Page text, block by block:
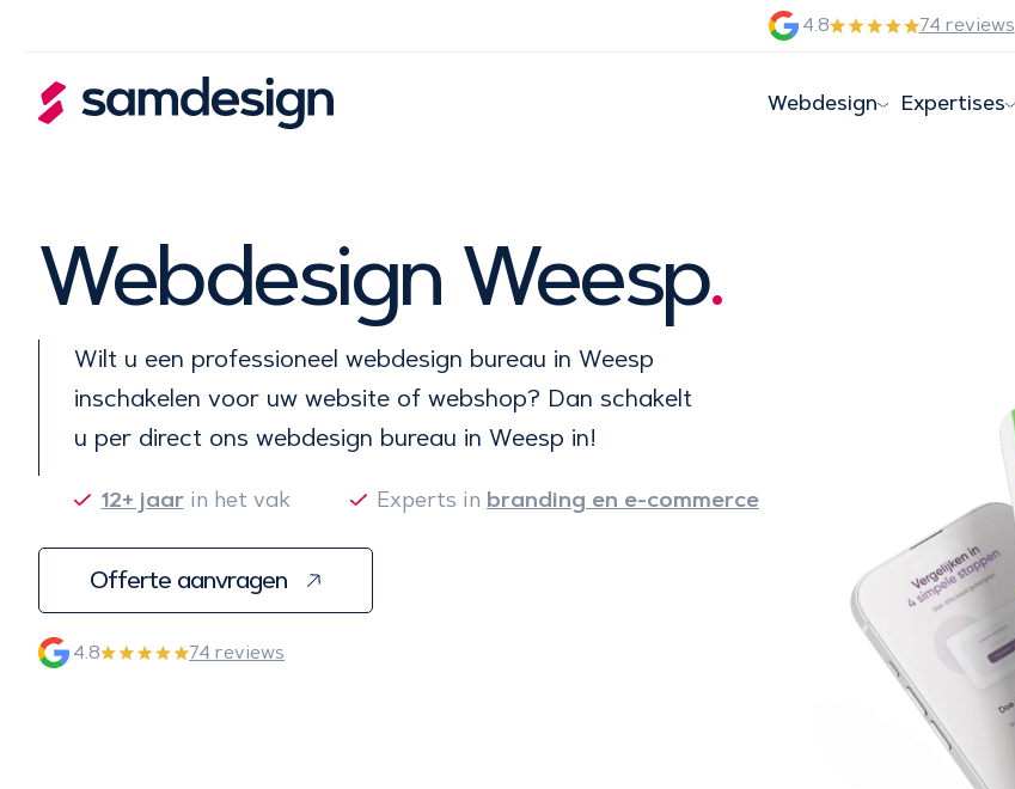
4.8 74 reviews
Webdesign Expertises
Webdesign Weesp.
Wilt u een professioneel webdesign bureau in Weesp
inschakelen voor uw website of webshop? Dan schakelt
u per direct ons webdesign bureau in Weesp in!
12+ jaarin het vak Experts in branding en e-commerce
Offerte aanvragen
4.8 74 reviews